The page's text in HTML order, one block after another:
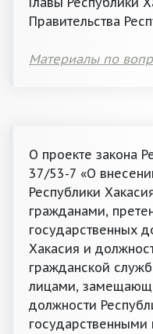
Правительства
Материалы по
О проекте закона
37/53-7 «О
Республики
гражданами,
государственных
Хакасия и
гражданской
лицами,
должности